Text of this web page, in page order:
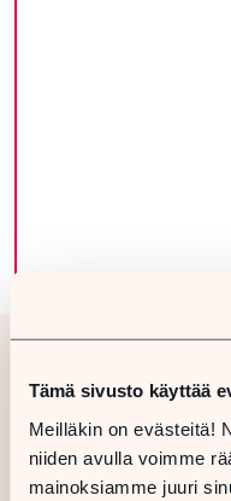
Tämä sivusto käyttää
Meilläkin on evästeitä!
niiden avulla voimme
mainoksiamme juuri